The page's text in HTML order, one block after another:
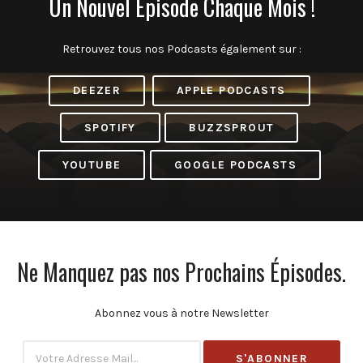
Un Nouvel Épisode Chaque Mois !
Retrouvez tous nos Podcasts également sur :
DEEZER APPLE PODCASTS
SPOTIFY BUZZSPROUT
YOUTUBE GOOGLE PODCASTS
Ne Manquez pas nos Prochains Épisodes.
Abonnez vous à notre Newsletter